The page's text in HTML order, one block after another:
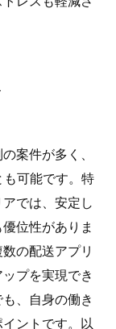
案件が多く、
可能です。特
では、安定し
位性がありま
の配送アプリ
プを実現でき
、自身の働き
ントです。以